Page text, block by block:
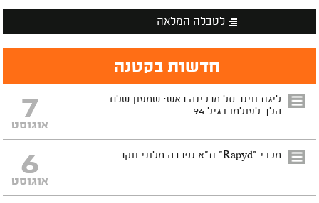
לטבלה המלאה
חדשות בקטנה
ליגת ווינר סל מרכינה ראש: שמעון שלח
הלך לעולמו בגיל 94
7
אוגוסט
מכבי "Rapyd" ת"א נפרדה מלוני ווקר 6
אוגוסט